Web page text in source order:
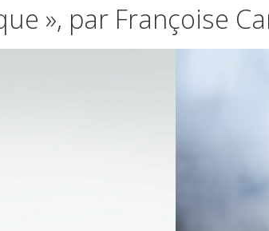
», par Françoise